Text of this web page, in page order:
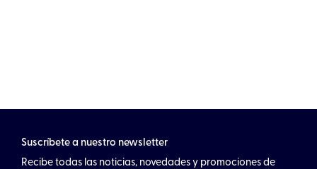
Suscríbete a nuestro newsletter
Recibe todas las noticias, novedades y promociones de